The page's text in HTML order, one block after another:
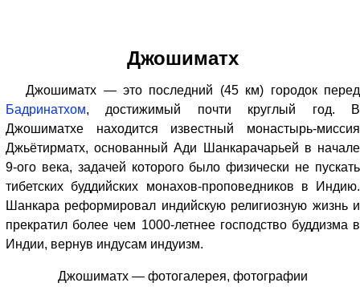
Джошиматх
Джошиматх — это последний (45 км) городок перед
Бадринатхом, достижимый почти круглый год. В
Джошиматхе находится известный монастырь-миссия
Джьётирматх, основанный Ади Шанкарачарьей в начале
9-ого века, задачей которого было физически не пускать
тибетских буддийских монахов-проповедников в Индию.
Шанкара реформировал индийскую религиозную жизнь и
прекратил более чем 1000-летнее господство буддизма в
Индии, вернув индусам индуизм.
Джошиматх — фотогалерея, фотографии